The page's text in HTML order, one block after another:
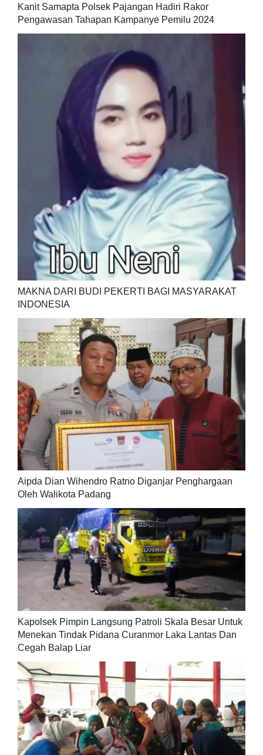
Kanit Samapta Polsek Pajangan Hadiri Rakor
Pengawasan Tahapan Kampanye Pemilu 2024
MAKNA DARI BUDI PEKERTI BAGI MASYARAKAT
INDONESIA
Aipda Dian Wihendro Ratno Diganjar Penghargaan
Oleh Walikota Padang
Kapolsek Pimpin Langsung Patroli Skala Besar Untuk
Menekan Tindak Pidana Curanmor Laka Lantas Dan
Cegah Balap Liar